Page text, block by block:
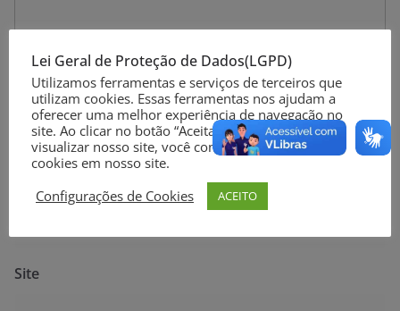
Nome*
E-mail *
Site
Lei Geral de Proteção de Dados(LGPD)
Utilizamos ferramentas e serviços de terceiros que
utilizam cookies. Essas ferramentas nos ajudam a
oferecer uma melhor experiência de navegação no
site. Ao clicar no botão “Aceitar” ou continuar a
visualizar nosso site, você concorda com o uso de
cookies em nosso site.
Configurações de Cookies
ACEITO